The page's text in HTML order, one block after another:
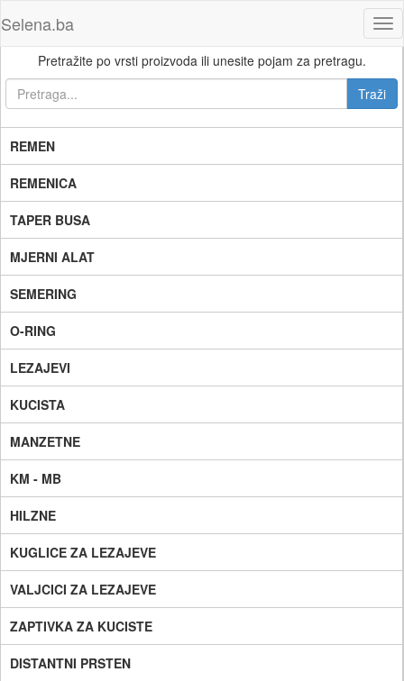
Selena.ba
Pretražite po vrsti proizvoda ili unesite pojam za pretragu.
REMEN
REMENICA
TAPER BUSA
MJERNI ALAT
SEMERING
O-RING
LEZAJEVI
KUCISTA
MANZETNE
KM - MB
HILZNE
KUGLICE ZA LEZAJEVE
VALJCICI ZA LEZAJEVE
ZAPTIVKA ZA KUCISTE
DISTANTNI PRSTEN